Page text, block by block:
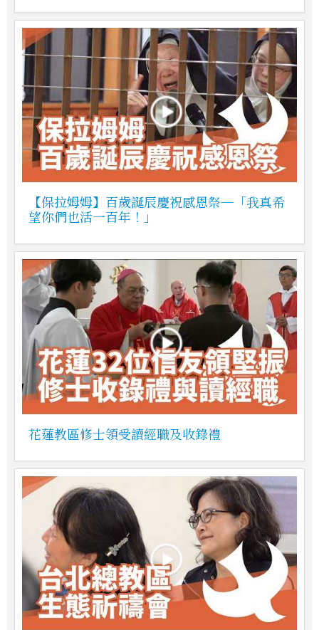
【保拉姆姆】百歲誕辰慶祝感恩祭─「我真希
望你們也活一百年！」
花蓮教區修士領受讀經職及收錄禮